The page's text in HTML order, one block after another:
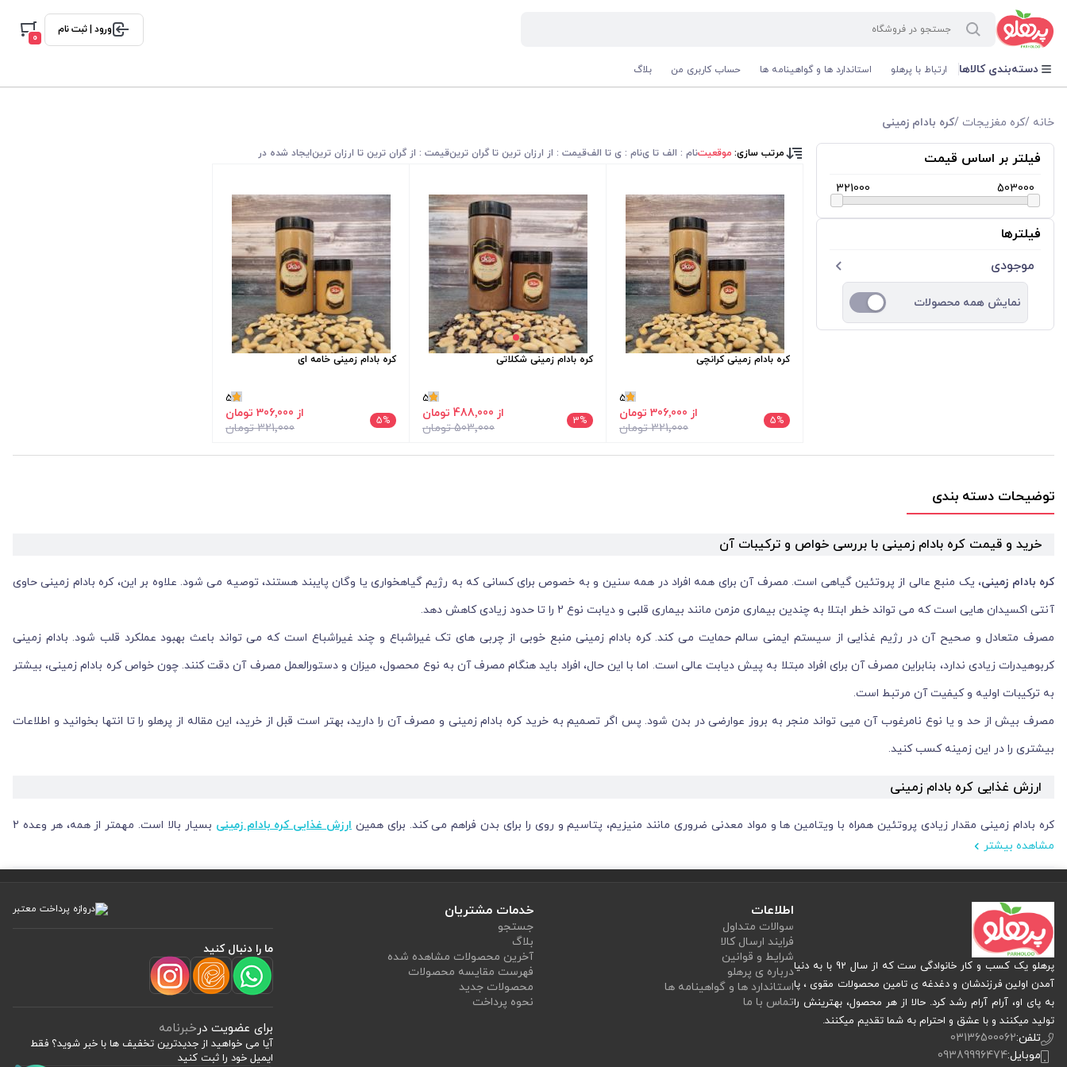
ورود | ثبت نام
0
دسته‌بندی کالاها ارتباط با پرهلو استاندارد ها و گواهینامه ها حساب کاربری من بلاگ
خانه /کره مغزیجات /کره بادام زمینی
فیلتر بر اساس قیمت
321000 503000
فیلترها
موجودی
نمایش همه محصولات
مرتب سازی: موقعیتنام : الف تا ینام : ی تا الفقیمت : از ارزان ترین تا گران ترینقیمت : از گران ترین تا ارزان ترینایجاد شده در
کره بادام زمینی کرانچی
5
5% 321٬000 تومان
از 306٬000 تومان
کره بادام زمینی شکلاتی
5
3% 503٬000 تومان
از 488٬000 تومان
کره بادام زمینی خامه ای
5
5% 321٬000 تومان
از 306٬000 تومان
توضیحات دسته بندی
خرید و قیمت کره بادام زمینی با بررسی خواص و ترکیبات آن
کره بادام زمینی، یک منبع عالی از پروتئین گیاهی است. مصرف آن برای همه افراد در همه سنین و به خصوص برای کسانی که به رژیم گیاهخواری یا وگان پایبند هستند، توصیه می شود. علاوه بر این، کره بادام زمینی حاوی
آنتی اکسیدان هایی است که می تواند خطر ابتلا به چندین بیماری مزمن مانند بیماری قلبی و دیابت نوع 2 را تا حدود زیادی کاهش دهد.
مصرف متعادل و صحیح آن در رژیم غذایی از سیستم ایمنی سالم حمایت می کند. کره بادام زمینی منبع خوبی از چربی های تک غیراشباع و چند غیراشباع است که می تواند باعث بهبود عملکرد قلب شود. بادام زمینی
کربوهیدرات زیادی ندارد، بنابراین مصرف آن برای افراد مبتلا به پیش دیابت عالی است. اما با این حال، افراد باید هنگام مصرف آن به نوع محصول، میزان و دستورالعمل مصرف آن دقت کنند. چون خواص کره بادام زمینی، بیشتر
به ترکیبات اولیه و کیفیت آن مرتبط است.
مصرف بیش از حد و یا نوع نامرغوب آن میی تواند منجر به بروز عوارضی در بدن شود. پس اگر تصمیم به خرید کره بادام زمینی و مصرف آن را دارید، بهتر است قبل از خرید، این مقاله از پرهلو را تا انتها بخوانید و اطلاعات
بیشتری را در این زمینه کسب کنید.
ارزش غذایی کره بادام زمینی
کره بادام زمینی مقدار زیادی پروتئین همراه با ویتامین ها و مواد معدنی ضروری مانند منیزیم، پتاسیم و روی را برای بدن فراهم می کند. برای همین ارزش غذایی کره بادام زمینی
بسیار بالا است. مهمتر از همه، هر وعده 2
قاشق غذاخوری کره بادام زمینی باکیفیت، مواد مغذی، مواد معدنی و ویتامین های زیر را برای بدن تامین می کند:
نیاسین
نیاسین برای هضم و عملکرد عصبی مفید است و به تولید انرژی کمک می کند.
ویتامین B-6
ویتامین B-6 در بیش از 100 واکنش آنزیمی در بدن نقش دارد و ممکن است برای سلامت قلب و سیستم ایمنی ضروری باشد.
منیزیم
57 میلی گرم
منیزیم برای سلامتی ضروری است و در بیش از 300 فرآیند شیمیایی در بدن نقش دارد.
پروتئین
7.02 گرم پروتئین
مصرف پروتئین نقش بسیار زیادی در سلامت کلی بدن دارد.
کره بادام زمینی به دنبال انواع کم نمک و باکیفیت آن باشید.
مشاهده بیشتر
پرهلو یک کسب و کار خانوادگی ست که از سال 92 با به دنیا
آمدن اولین فرزندشان و دغدغه ی تامین محصولات مقوی ، پا
به پای او، آرام آرام رشد کرد. حالا از هر محصول، بهترینش را
تولید میکنند و با عشق و احترام به شما تقدیم میکنند.
تلفن:03136500062
موبایل:09389996474
اطلاعات
سوالات متداول
فرایند ارسال کالا
شرایط و قوانین
درباره ی پرهلو
استاندارد ها و گواهینامه ها
تماس با ما
خدمات مشتریان
جستجو
بلاگ
آخرین محصولات مشاهده شده
فهرست مقایسه محصولات
محصولات جدید
نحوه پرداخت
ما را دنبال کنید
برای عضویت درخبرنامه
آیا می خواهید از جدید‌ترین تخفیف‌ ها با‌ خبر شوید؟ فقط
ایمیل خود را ثبت کنید